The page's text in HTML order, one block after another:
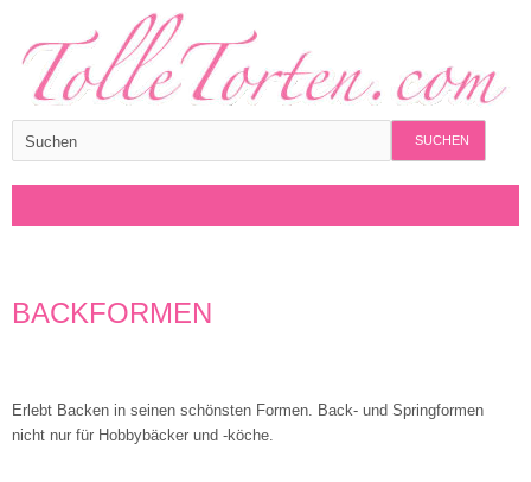
SUCHEN
BACKFORMEN
Erlebt Backen in seinen schönsten Formen. Back- und Springformen
nicht nur für Hobbybäcker und -köche.